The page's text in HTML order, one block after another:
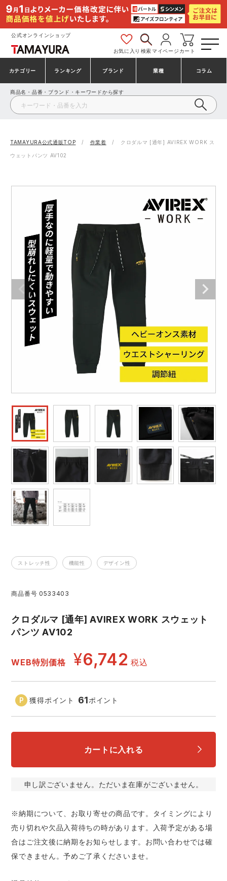
公式オンラインショップ
お気に入り 検索マイページ カート
カテゴリー
安全靴・作業靴
事務服・オフィスウェア
防寒着
作業用手袋
アウトドア・スポーツ
ワークスーツ
コンプレッションウェア
安全保護具
レインウェア・カッパ
ヤッケ
作業用小物・アクセサリー
つなぎ
電熱ウェア・ヒートウェア
刺繍・プリント加工対象商品
ランキング
安全靴ランキング
安全靴スニーカーランキング
アシックス安全靴ランキング
ミズノ安全靴ランキング
作業着ランキング
アウトドアウェアランキング
つなぎランキング
コンプレッションウェアランキング
作業用ポロシャツランキング
作業用手袋ランキング
レインウェアランキング
アイズフロンティア ランキング
コーコス ランキング
アイトス ランキング
ジーベック ランキング
作業着
ニット
カジュアル
ブランド
アシックス
プーマ コンバース（CONVERSE）
アイズフロンティア TSDESIGN
アイトス株式会社
コーコス ジーベック
クロダルマ
山田辰 クレヒフク
マック
ボンマックス
GUSH FORCE CUP
GDジャパン カーシーカシマ
シンメン 日進ゴム
ハイパーV
ニオイクリア タカヤ商事
エアークラフト
サーヴォ セロリー 大阪支店
アタックベース サンエス
スターライト工業 東洋物産工業
藤井電工
業種
建設・建築作業服
製造・工場作業服
大工・鳶作業服
電気・設備作業服
配達・営業作業服
自動車整備士作業服
DIY・日曜大工作業服
運送・倉庫作業服
清掃・ビルメンテ作業服
夜間・高視認性安全服
医療白衣・介護服
コラム
商品名・品番・ブランド・キーワードから探す
TAMAYURA公式通販TOP 作業着 クロダルマ [通年] AVIREX WORK ス
ウェットパンツ AV102
ストレッチ性 機能性 デザイン性
商品番号 0533403
クロダルマ [通年] AVIREX WORK スウェット
パンツ AV102
WEB特別価格 ¥6,742 税込
獲得ポイント 61ポイント
カートに入れる
申し訳ございません。ただいま在庫がございません。
※納期について、お取り寄せの商品です。タイミングにより
売り切れや欠品入荷待ちの時があります。入荷予定がある場
合はご注文後に納期をお知らせします。お問い合わせでは確
保できません。予めご了承くださいませ。